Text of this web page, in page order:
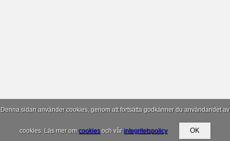
Denna sidan använder cookies, genom att fortsätta godkänner du användandet av
cookies. Läs mer om cookiesoch vårintegritetspolicy